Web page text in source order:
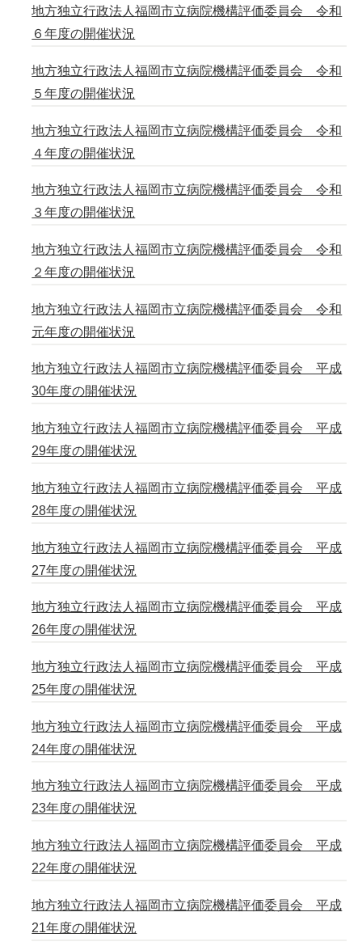
地方独立行政法人福岡市立病院機構評価委員会 令和
６年度の開催状況
地方独立行政法人福岡市立病院機構評価委員会 令和
５年度の開催状況
地方独立行政法人福岡市立病院機構評価委員会 令和
４年度の開催状況
地方独立行政法人福岡市立病院機構評価委員会 令和
３年度の開催状況
地方独立行政法人福岡市立病院機構評価委員会 令和
２年度の開催状況
地方独立行政法人福岡市立病院機構評価委員会 令和
元年度の開催状況
地方独立行政法人福岡市立病院機構評価委員会 平成
30年度の開催状況
地方独立行政法人福岡市立病院機構評価委員会 平成
29年度の開催状況
地方独立行政法人福岡市立病院機構評価委員会 平成
28年度の開催状況
地方独立行政法人福岡市立病院機構評価委員会 平成
27年度の開催状況
地方独立行政法人福岡市立病院機構評価委員会 平成
26年度の開催状況
地方独立行政法人福岡市立病院機構評価委員会 平成
25年度の開催状況
地方独立行政法人福岡市立病院機構評価委員会 平成
24年度の開催状況
地方独立行政法人福岡市立病院機構評価委員会 平成
23年度の開催状況
地方独立行政法人福岡市立病院機構評価委員会 平成
22年度の開催状況
地方独立行政法人福岡市立病院機構評価委員会 平成
21年度の開催状況